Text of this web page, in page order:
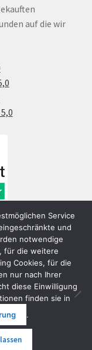
auf die wir
2026
Service
und
notwendige
für die weitere
Cookies, für die
nur nach Ihrer
diese Einwilligung
finden sie in
.